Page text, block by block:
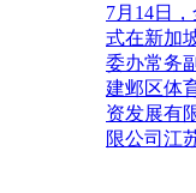
7月14日
式在新加
委办常务
建邺区体
资发展有
限公司江